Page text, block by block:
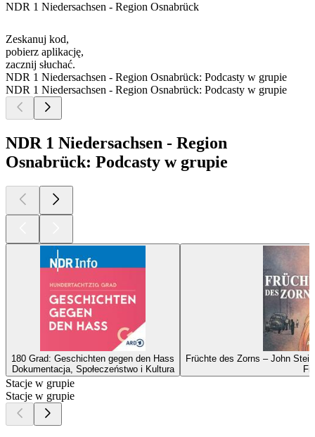
NDR 1 Niedersachsen - Region Osnabrück
Zeskanuj kod,
pobierz aplikację,
zacznij słuchać.
NDR 1 Niedersachsen - Region Osnabrück: Podcasty w grupie
NDR 1 Niedersachsen - Region Osnabrück: Podcasty w grupie
NDR 1 Niedersachsen - Region
Osnabrück: Podcasty w grupie
180 Grad: Geschichten gegen den Hass
Dokumentacja, Społeczeństwo i Kultura
Früchte des Zorns – John
Stacje w grupie
Stacje w grupie